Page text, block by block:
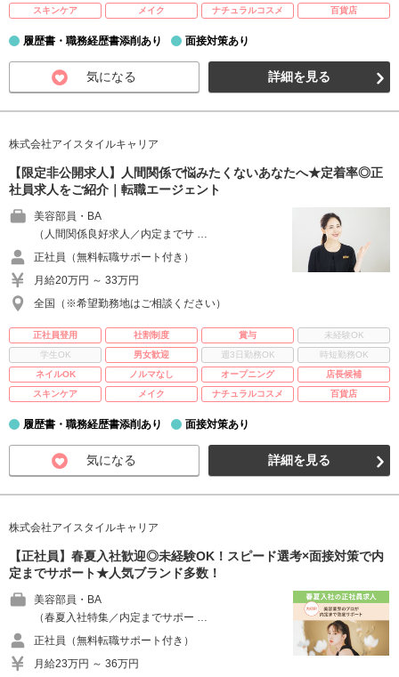
スキンケア
メイク ナチュラルコスメ 百貨店
履歴書・職務経歴書添削あり 面接対策あり
気になる 詳細を見る
株式会社アイスタイルキャリア
【限定非公開求人】人間関係で悩みたくないあなたへ★定着率◎正
社員求人をご紹介｜転職エージェント
美容部員・BA
（人間関係良好求人／内定までサ …
正社員（無料転職サポート付き）
月給20万円 ～ 33万円
全国（※希望勤務地はご相談ください）
正社員登用 社割制度 賞与
未経験OK
学生OK
男女歓迎 週3日勤務OK
時短勤務OK
ネイルOK
ノルマなし オープニング
店長候補
スキンケア
メイク ナチュラルコスメ 百貨店
履歴書・職務経歴書添削あり 面接対策あり
気になる 詳細を見る
株式会社アイスタイルキャリア
【正社員】春夏入社歓迎◎未経験OK！スピード選考×面接対策で内
定までサポート★人気ブランド多数！
美容部員・BA
（春夏入社特集／内定までサポー …
正社員（無料転職サポート付き）
月給23万円 ～ 36万円